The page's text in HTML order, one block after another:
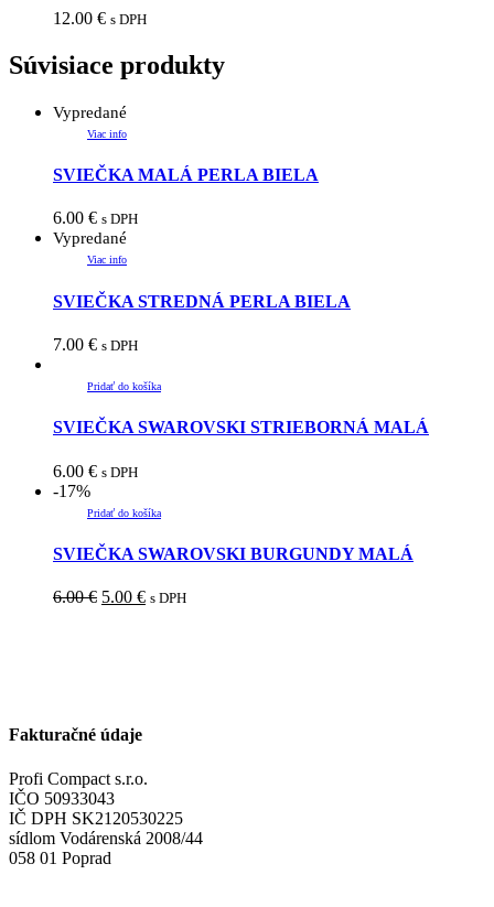
12.00 € s DPH
Súvisiace produkty
Vypredané
Viac info
SVIEČKA MALÁ PERLA BIELA
6.00 € s DPH
Vypredané
Viac info
SVIEČKA STREDNÁ PERLA BIELA
7.00 € s DPH
Pridať do košíka
SVIEČKA SWAROVSKI STRIEBORNÁ MALÁ
6.00 € s DPH
-17%
Pridať do košíka
SVIEČKA SWAROVSKI BURGUNDY MALÁ
6.00€ 5.00 € s DPH
Fakturačné údaje
Profi Compact s.r.o.
IČO 50933043
IČ DPH SK2120530225
sídlom Vodárenská 2008/44
058 01 Poprad